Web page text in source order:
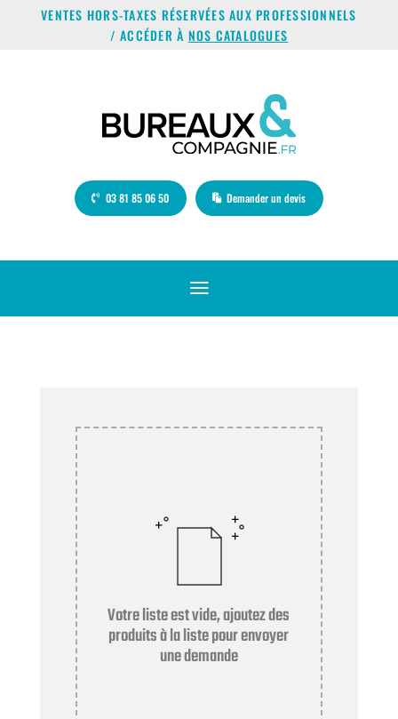
VENTES HORS-TAXES RÉSERVÉES AUX PROFESSIONNELS
/ ACCÉDER À NOS CATALOGUES
03 81 85 06 50 Demander un devis
a
Votre liste est vide, ajoutez des
produits à la liste pour envoyer
une demande